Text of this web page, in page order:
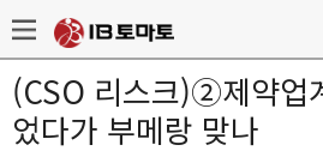
(CSO 리스크)②제약업
었다가 부메랑 맞나